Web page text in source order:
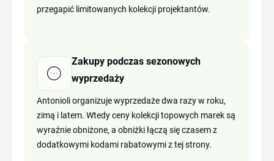
przegapić limitowanych kolekcji projektantów.
Zakupy podczas sezonowych
wyprzedaży
Antonioli organizuje wyprzedaże dwa razy w roku,
zimą i latem. Wtedy ceny kolekcji topowych marek są
wyraźnie obniżone, a obniżki łączą się czasem z
dodatkowymi kodami rabatowymi z tej strony.